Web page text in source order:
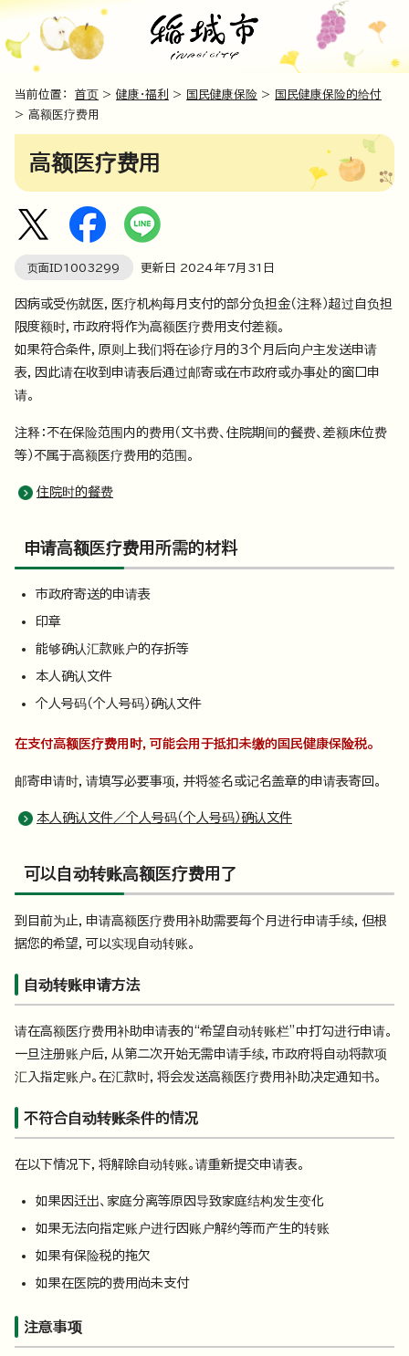
当前位置： 首页 > 健康・福利 > 国民健康保险 > 国民健康保险的给付
> 高额医疗费用
高额医疗费用
页面ID1003299 更新日 2024年7月 31 日
因病或受伤就医，医疗机构每月支付的部分负担金（注释）超过自负担
限度额时，市政府将作为高额医疗费用支付差额。
如果符合条件，原则上我们将在诊疗月的3个月后向户主发送申请
表，因此请在收到申请表后通过邮寄或在市政府或办事处的窗口申
请。
注释：不在保险范围内的费用（文书费、住院期间的餐费、差额床位费
等）不属于高额医疗费用的范围。
住院时的餐费
申请高额医疗费用所需的材料
市政府寄送的申请表
印章
能够确认汇款账户的存折等
本人确认文件
个人号码（个人号码）确认文件
在支付高额医疗费用时，可能会用于抵扣未缴的国民健康保险税。
邮寄申请时，请填写必要事项，并将签名或记名盖章的申请表寄回。
本人确认文件／个人号码（个人号码）确认文件
可以自动转账高额医疗费用了
到目前为止，申请高额医疗费用补助需要每个月进行申请手续，但根
据您的希望，可以实现自动转账。
自动转账申请方法
请在高额医疗费用补助申请表的“希望自动转账栏”中打勾进行申请。
一旦注册账户后，从第二次开始无需申请手续，市政府将自动将款项
汇入指定账户。在汇款时，将会发送高额医疗费用补助决定通知书。
不符合自动转账条件的情况
在以下情况下，将解除自动转账。请重新提交申请表。
如果因迁出、家庭分离等原因导致家庭结构发生变化
如果无法向指定账户进行因账户解约等而产生的转账
如果有保险税的拖欠
如果在医院的费用尚未支付
注意事项